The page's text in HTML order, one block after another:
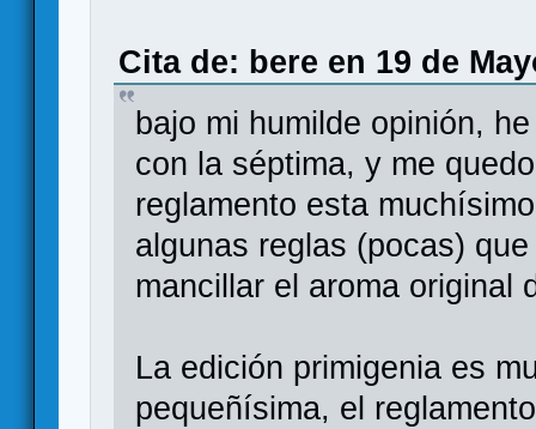
Cita de: bere en 19 de
bajo mi humilde opinión,
con la séptima, y me
reglamento esta
algunas reglas (pocas)
mancillar el aroma original
La edición primigenia es
pequeñísima, el